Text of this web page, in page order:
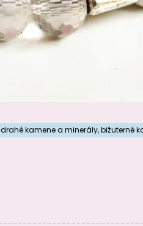
drahé kamene a minerály,bižuterné